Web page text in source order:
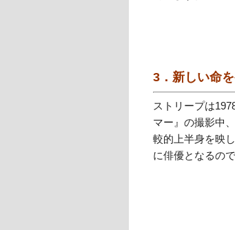
3．新しい命
ストリープは
マー』の撮影中
較的上半身を映
に俳優となるの